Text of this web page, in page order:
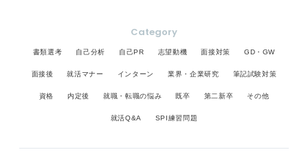
Category
書類選考 自己分析 自己PR 志望動機 面接対策 GD・GW
面接後 就活マナー インターン 業界・企業研究 筆記試験対策
資格 内定後 就職・転職の悩み 既卒 第二新卒 その他
就活Q&A SPI練習問題